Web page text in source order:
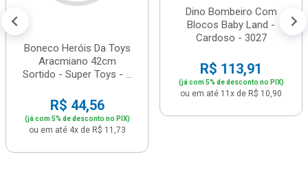
Boneco Heróis Da Toys
Aracmiano 42cm
Sortido - Super Toys - ...
R$ 44,56
(já com 5% de desconto no PIX)
ou em até 4x de R$ 11,73
Dino Bombeiro Com
Blocos Baby Land -
Cardoso - 3027
R$ 113,91
(já com 5% de desconto no PIX)
ou em até 11x de R$ 10,90